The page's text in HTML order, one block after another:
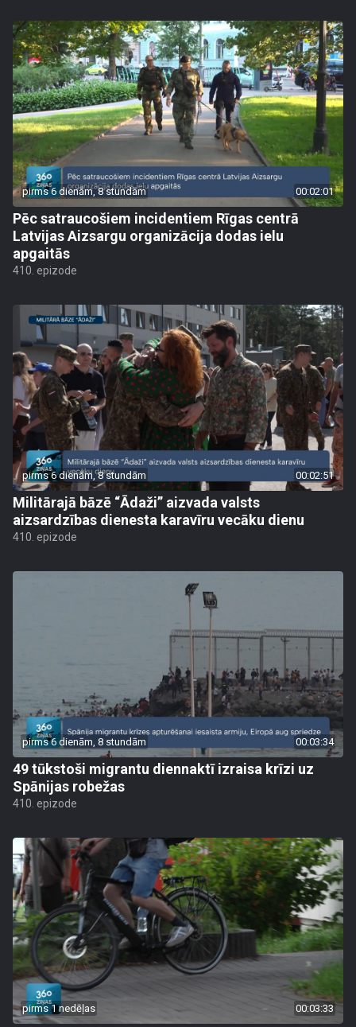
pirms 6 dienām, 8 stundām 00:02:01
Pēc satraucošiem incidentiem Rīgas centrā
Latvijas Aizsargu organizācija dodas ielu
apgaitās
410. epizode
pirms 6 dienām, 8 stundām 00:02:51
Militārajā bāzē “Ādaži” aizvada valsts
aizsardzības dienesta karavīru vecāku dienu
410. epizode
pirms 6 dienām, 8 stundām 00:03:34
49 tūkstoši migrantu diennaktī izraisa krīzi uz
Spānijas robežas
410. epizode
pirms 1 nedēļas 00:03:33